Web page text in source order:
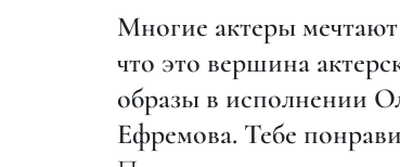
Многие актеры
что это вершина
образы в исполнении
Ефремова. Тебе